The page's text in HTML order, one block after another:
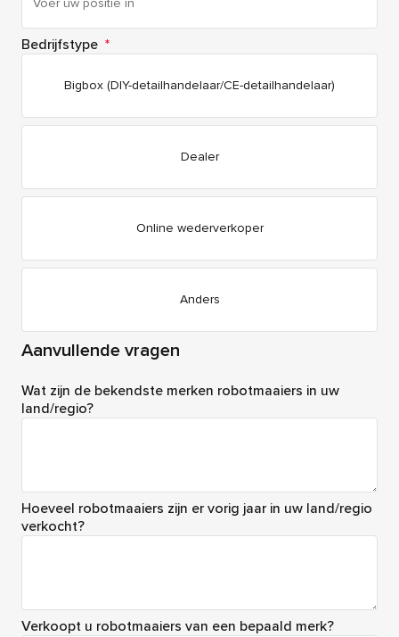
Bedrijfstype *
Bigbox (DIY-detailhandelaar/CE-detailhandelaar)
Dealer
Online wederverkoper
Anders
Aanvullende vragen
Wat zijn de bekendste merken robotmaaiers in uw
land/regio?
Hoeveel robotmaaiers zijn er vorig jaar in uw land/regio
verkocht?
Verkoopt u robotmaaiers van een bepaald merk?